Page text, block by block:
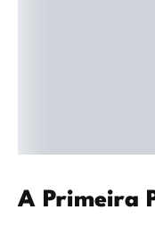
A Primeira